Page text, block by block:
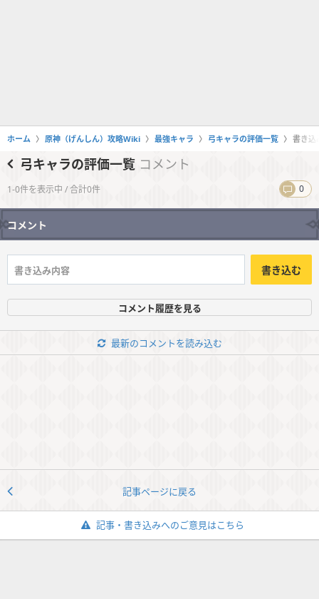
ホーム 原神（げんしん）攻略Wiki 最強キャラ 弓キャラの評価一覧 書き込
弓キャラの評価一覧 コメント
1-0件を表示中 / 合計0件 0
コメント
書き込む
コメント履歴を見る
最新のコメントを読み込む
記事ページに戻る
記事・書き込みへのご意見はこちら